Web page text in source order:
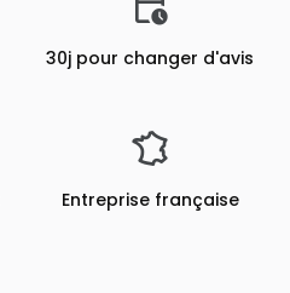
30j pour changer d'avis
Entreprise française